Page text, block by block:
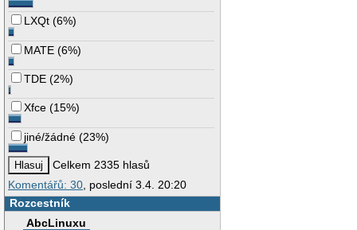
LXQt (6%)
MATE (6%)
TDE (2%)
Xfce (15%)
jiné/žádné (23%)
Celkem 2335 hlasů
Komentářů: 30, poslední 3.4. 20:20
Rozcestník
AbcLinuxu